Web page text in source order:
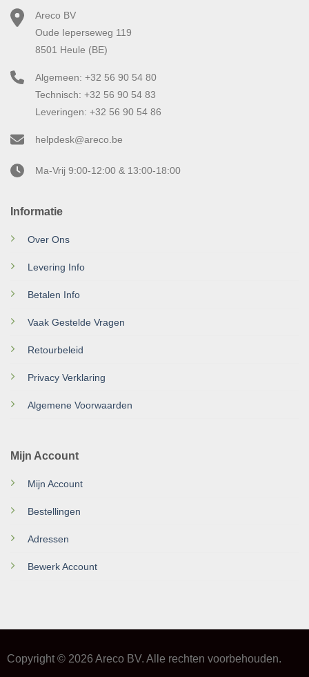
Informatie
Over Ons
Levering Info
Betalen Info
Vaak Gestelde Vragen
Retourbeleid
Privacy Verklaring
Algemene Voorwaarden
Mijn Account
Mijn Account
Bestellingen
Adressen
Bewerk Account
Areco BV
Oude Ieperseweg 119
8501 Heule (BE)
Algemeen: +32 56 90 54 80
Technisch: +32 56 90 54 83
Leveringen: +32 56 90 54 86
helpdesk@areco.be
Ma-Vrij 9:00-12:00 & 13:00-18:00
Copyright © 2026 Areco BV. Alle rechten voorbehouden.